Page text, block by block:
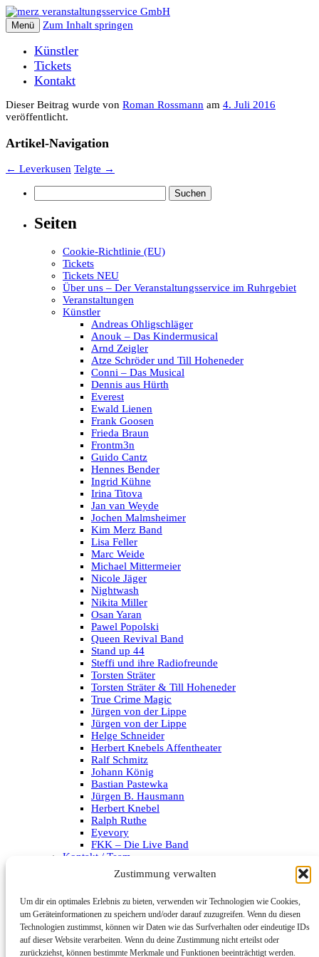
Zustimmung verwalten
Um dir ein optimales Erlebnis zu bieten, verwenden wir Technologien wie Cookies,
um Geräteinformationen zu speichern und/oder darauf zuzugreifen. Wenn du diesen
Technologien zustimmst, können wir Daten wie das Surfverhalten oder eindeutige IDs
auf dieser Website verarbeiten. Wenn du deine Zustimmung nicht erteilst oder
zurückziehst, können bestimmte Merkmale und Funktionen beeinträchtigt werden.
Menü Zum Inhalt springen
Künstler
Tickets
Kontakt
Dieser Beitrag wurde von Roman Rossmann am 4. Juli 2016
veröffentlicht.
Artikel-Navigation
← Leverkusen Telgte →
nach:
Seiten
Cookie-Richtlinie (EU)
Tickets
Tickets NEU
Über uns – Der Veranstaltungsservice im Ruhrgebiet
Veranstaltungen
Künstler
Andreas Ohligschläger
Anouk – Das Kindermusical
Arnd Zeigler
Atze Schröder und Till Hoheneder
Conni – Das Musical
Dennis aus Hürth
Everest
Ewald Lienen
Frank Goosen
Frieda Braun
Frontm3n
Guido Cantz
Hennes Bender
Ingrid Kühne
Irina Titova
Jan van Weyde
Jochen Malmsheimer
Kim Merz Band
Lisa Feller
Marc Weide
Michael Mittermeier
Nicole Jäger
Nightwash
Nikita Miller
Osan Yaran
Pawel Popolski
Queen Revival Band
Stand up 44
Steffi und ihre Radiofreunde
Torsten Sträter
Torsten Sträter & Till Hoheneder
True Crime Magic
Jürgen von der Lippe
Jürgen von der Lippe
Helge Schneider
Herbert Knebels Affentheater
Ralf Schmitz
Johann König
Bastian Pastewka
Jürgen B. Hausmann
Herbert Knebel
Ralph Ruthe
Eyevory
FKK – Die Live Band
Kontakt / Team
Datenschutzerklärung
Archiv
Kategorien